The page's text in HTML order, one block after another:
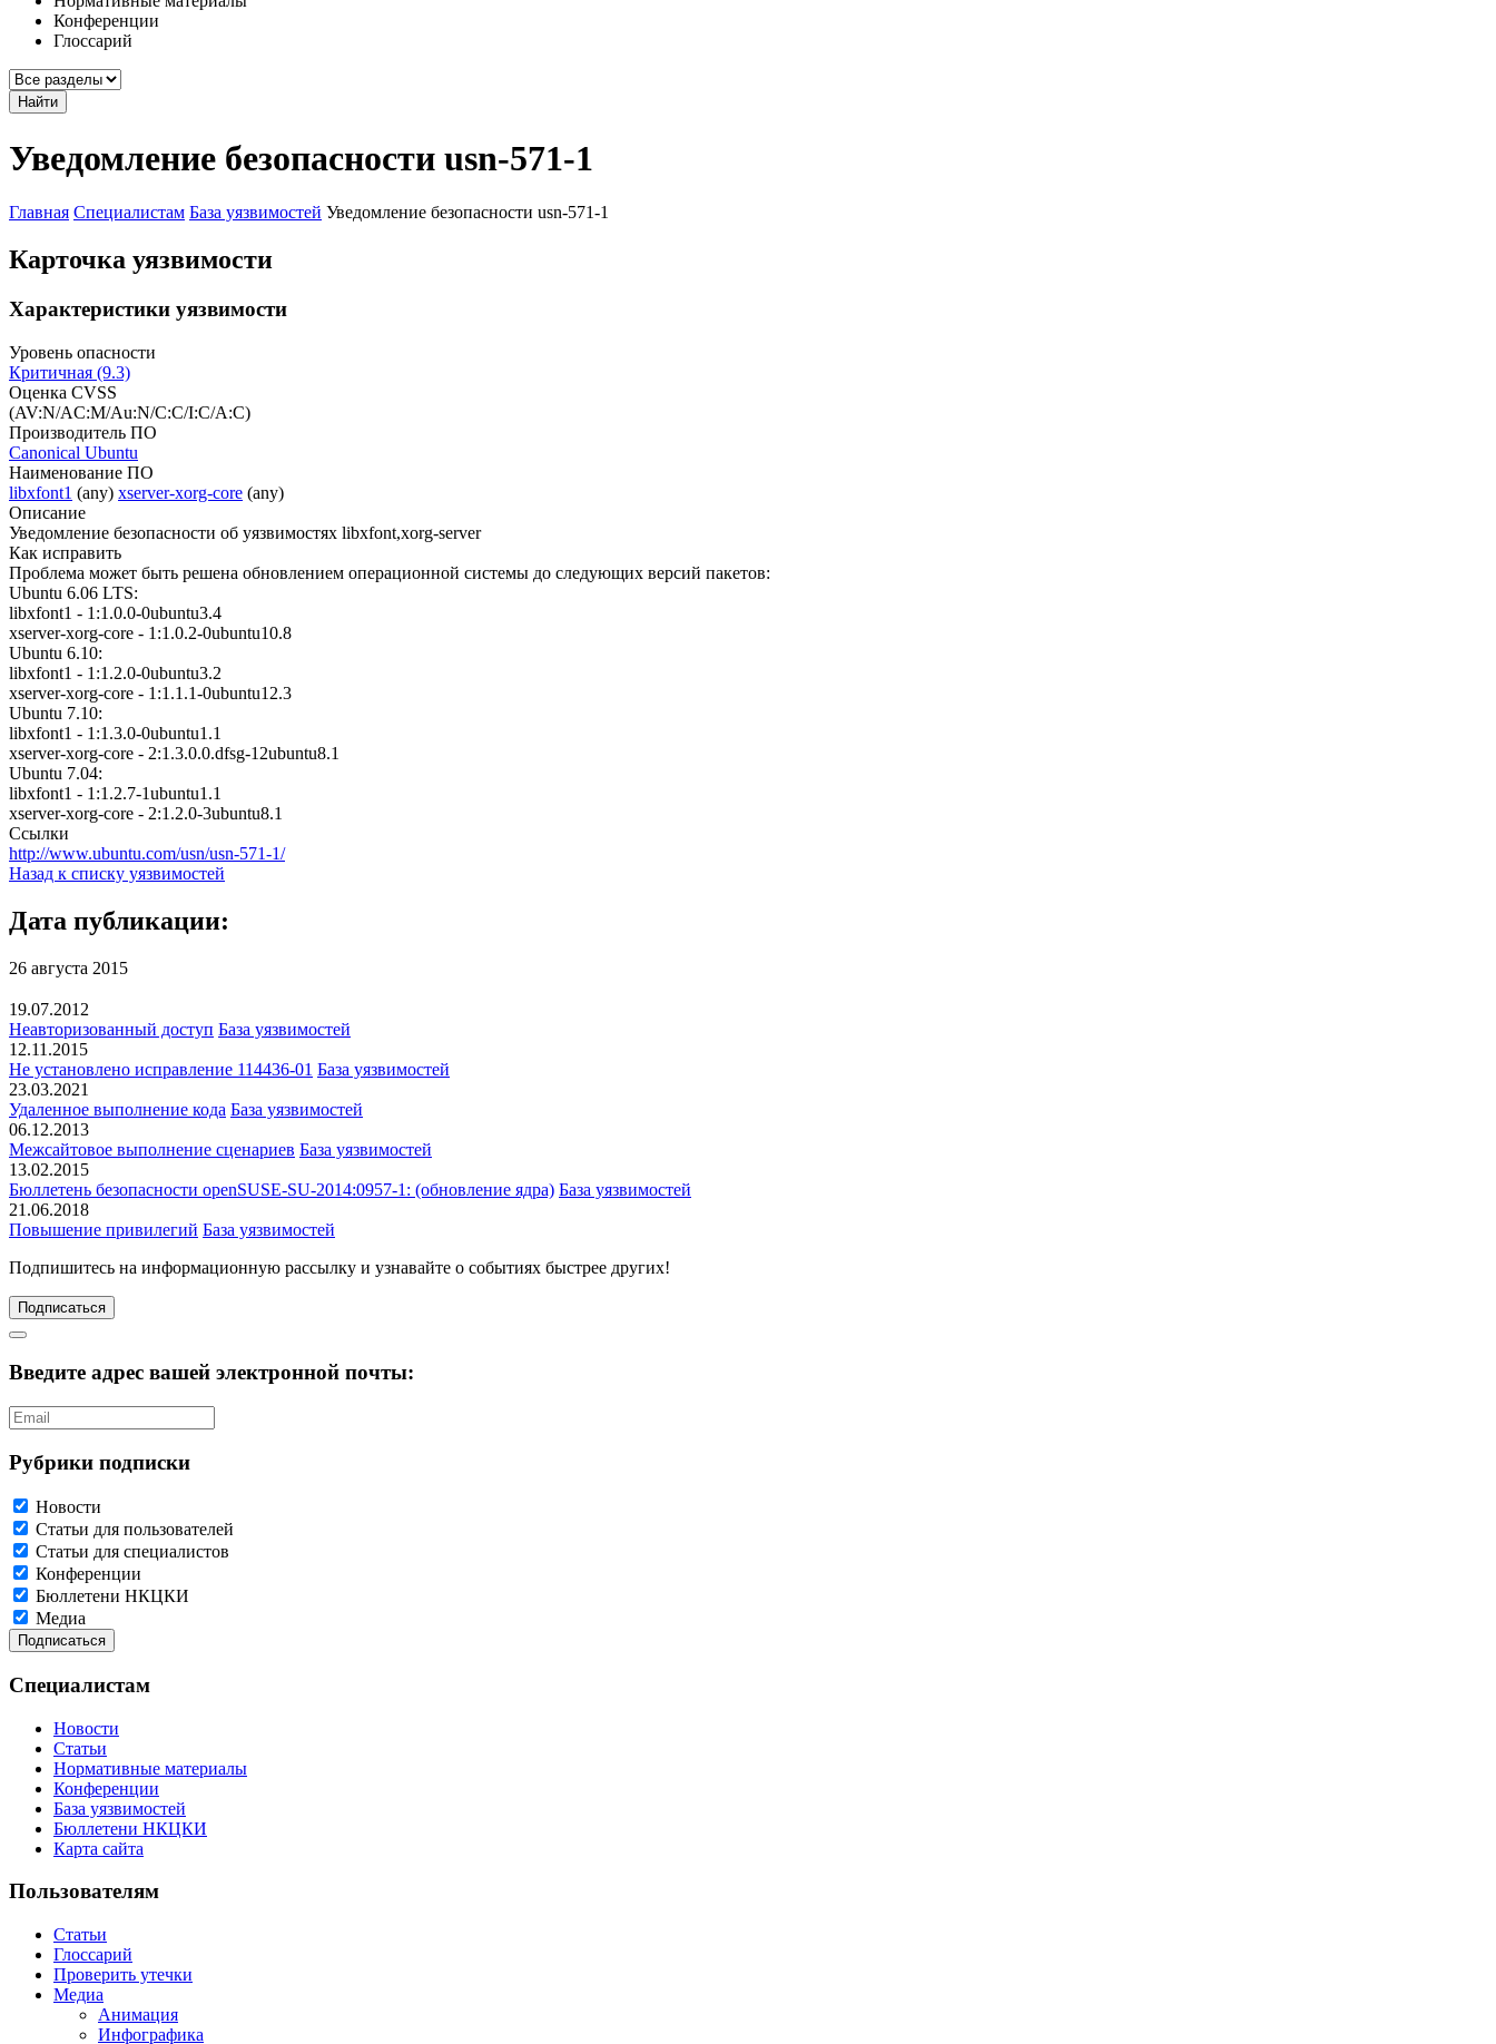
Конференции
Глоссарий
Найти
Уведомление безопасности usn-571-1
Главная Специалистам База уязвимостей Уведомление безопасности usn-571-1
Карточка уязвимости
Характеристики уязвимости
Уровень опасности
Критичная (9.3)
Оценка CVSS
(AV:N/AC:M/Au:N/C:C/I:C/A:C)
Производитель ПО
Canonical Ubuntu
Наименование ПО
libxfont1 (any) xserver-xorg-core (any)
Описание
Уведомление безопасности об уязвимостях libxfont,xorg-server
Как исправить
Проблема может быть решена обновлением операционной системы до следующих версий пакетов:
Ubuntu 6.06 LTS:
libxfont1 - 1:1.0.0-0ubuntu3.4
xserver-xorg-core - 1:1.0.2-0ubuntu10.8
Ubuntu 6.10:
libxfont1 - 1:1.2.0-0ubuntu3.2
xserver-xorg-core - 1:1.1.1-0ubuntu12.3
Ubuntu 7.10:
libxfont1 - 1:1.3.0-0ubuntu1.1
xserver-xorg-core - 2:1.3.0.0.dfsg-12ubuntu8.1
Ubuntu 7.04:
libxfont1 - 1:1.2.7-1ubuntu1.1
xserver-xorg-core - 2:1.2.0-3ubuntu8.1
Ссылки
http://www.ubuntu.com/usn/usn-571-1/
Назад к списку уязвимостей
Дата публикации:
26 августа 2015
19.07.2012
Неавторизованный доступ База уязвимостей
12.11.2015
Не установлено исправление 114436-01 База уязвимостей
23.03.2021
Удаленное выполнение кода База уязвимостей
06.12.2013
Межсайтовое выполнение сценариев База уязвимостей
13.02.2015
Бюллетень безопасности openSUSE-SU-2014:0957-1: (обновление ядра) База уязвимостей
21.06.2018
Повышение привилегий База уязвимостей
Подпишитесь на информационную рассылку и узнавайте о событиях быстрее других!
Подписаться
Введите адрес вашей электронной почты:
Рубрики подписки
Новости
Статьи для пользователей
Статьи для специалистов
Конференции
Бюллетени НКЦКИ
Медиа
Специалистам
Новости
Статьи
Нормативные материалы
Конференции
База уязвимостей
Бюллетени НКЦКИ
Карта сайта
Пользователям
Статьи
Глоссарий
Проверить утечки
Медиа
Анимация
Инфографика